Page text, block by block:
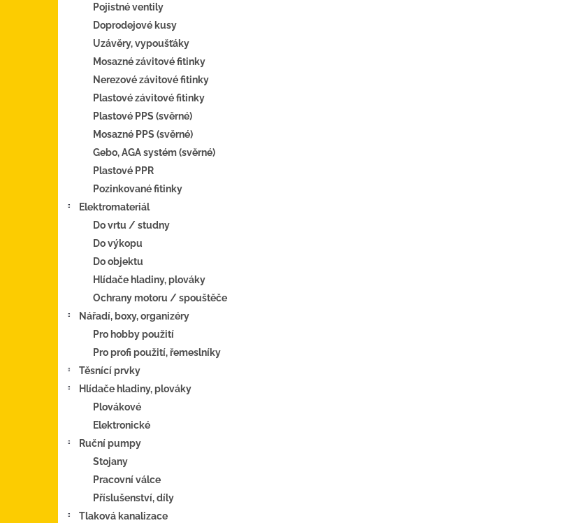
Pojistné ventily
Doprodejové kusy
Uzávěry, vypoušťáky
Mosazné závitové fitinky
Nerezové závitové fitinky
Plastové závitové fitinky
Plastové PPS (svěrné)
Mosazné PPS (svěrné)
Gebo, AGA systém (svěrné)
Plastové PPR
Pozinkované fitinky
Elektromateriál
Do vrtu / studny
Do výkopu
Do objektu
Hlídače hladiny, plováky
Ochrany motoru / spouštěče
Nářadí, boxy, organizéry
Pro hobby použití
Pro profi použití, řemeslníky
Těsnící prvky
Hlídače hladiny, plováky
Plovákové
Elektronické
Ruční pumpy
Stojany
Pracovní válce
Příslušenství, díly
Tlaková kanalizace